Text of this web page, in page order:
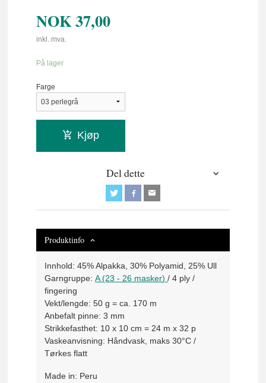
NOK37,00
inkl. mva.
På lager
Farge
Kjøp
Del dette
Produktinfo
Innhold: 45% Alpakka, 30% Polyamid, 25% Ull
Garngruppe: A (23 - 26 masker)/ 4 ply /
fingering
Vekt/lengde: 50 g = ca. 170 m
Anbefalt pinne: 3 mm
Strikkefasthet: 10 x 10 cm = 24 m x 32 p
Vaskeanvisning: Håndvask, maks 30°C /
Tørkes flatt
Made in: Peru